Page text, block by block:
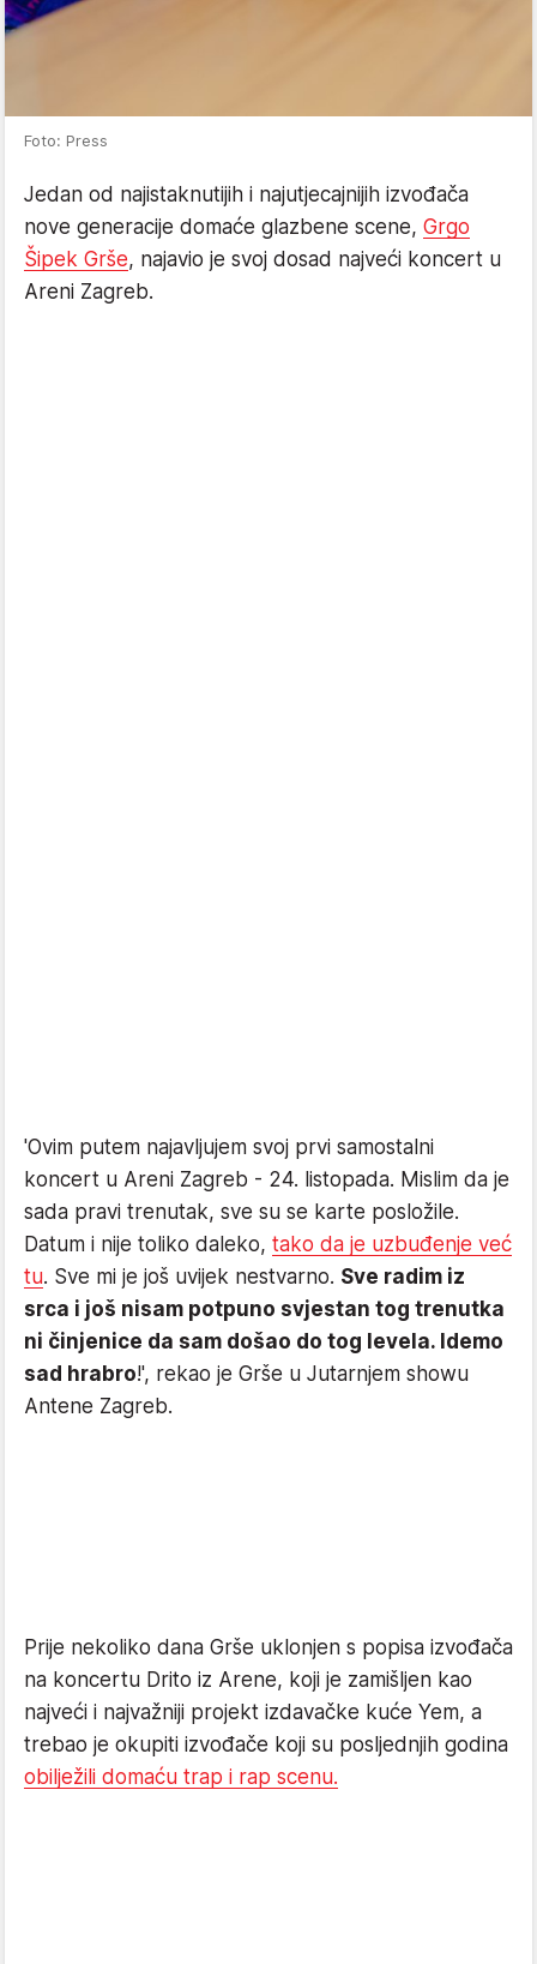
Foto: Press
Jedan od najistaknutijih i najutjecajnijih izvođača
nove generacije domaće glazbene scene, Grgo
Šipek Grše, najavio je svoj dosad najveći koncert u
Areni Zagreb.
'Ovim putem najavljujem svoj prvi samostalni
koncert u Areni Zagreb - 24. listopada. Mislim da je
sada pravi trenutak, sve su se karte posložile.
Datum i nije toliko daleko, tako da je uzbuđenje već
tu. Sve mi je još uvijek nestvarno. Sve radim iz
srca i još nisam potpuno svjestan tog trenutka
ni činjenice da sam došao do tog levela. Idemo
sad hrabro!', rekao je Grše u Jutarnjem showu
Antene Zagreb.
Prije nekoliko dana Grše uklonjen s popisa izvođača
na koncertu Drito iz Arene, koji je zamišljen kao
najveći i najvažniji projekt izdavačke kuće Yem, a
trebao je okupiti izvođače koji su posljednjih godina
obilježili domaću trap i rap scenu.